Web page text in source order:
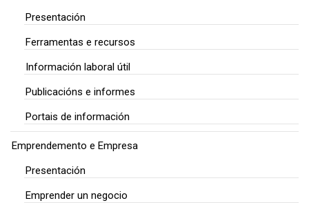
Presentación
Ferramentas e recursos
Información laboral útil
Publicacións e informes
Portais de información
Emprendemento e Empresa
Presentación
Emprender un negocio